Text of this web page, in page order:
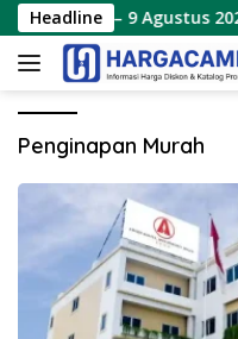
Langsung
ke
konten
Headline7 – 9 Agustus 2026
Penginapan Murah